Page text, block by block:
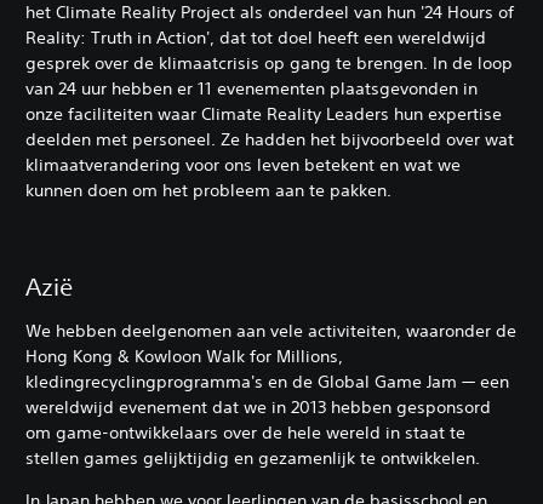
het Climate Reality Project als onderdeel van hun '24 Hours of
Reality: Truth in Action', dat tot doel heeft een wereldwijd
gesprek over de klimaatcrisis op gang te brengen. In de loop
van 24 uur hebben er 11 evenementen plaatsgevonden in
onze faciliteiten waar Climate Reality Leaders hun expertise
deelden met personeel. Ze hadden het bijvoorbeeld over wat
klimaatverandering voor ons leven betekent en wat we
kunnen doen om het probleem aan te pakken.
Azië
We hebben deelgenomen aan vele activiteiten, waaronder de
Hong Kong & Kowloon Walk for Millions,
kledingrecyclingprogramma's en de Global Game Jam — een
wereldwijd evenement dat we in 2013 hebben gesponsord
om game-ontwikkelaars over de hele wereld in staat te
stellen games gelijktijdig en gezamenlijk te ontwikkelen.